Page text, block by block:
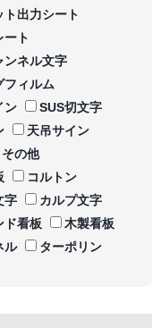
ト出力シート
ート
ンネル文字
フィルム
ン
SUS切文字
天吊サイン
その他
コルトン
字
カルプ文字
ド看板
木製看板
ル
ターポリン